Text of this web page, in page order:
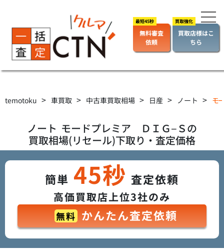
無料審査
依頼
買取店様はこ
ちら
temotoku > 車買取 > 中古車買取相場 > 日産 > ノート > モ
ノート モードプレミア ＤＩＧ−Ｓの
買取相場(リセール)下取り・査定価格
簡単 45秒 査定依頼
高価買取店上位3社のみ
無料 かんたん査定依頼